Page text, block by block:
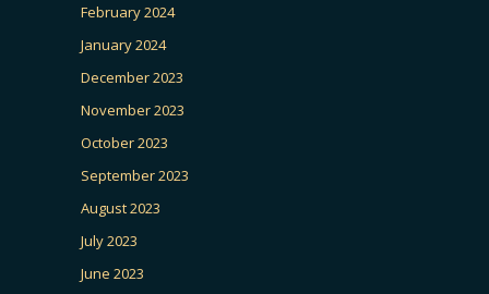
February 2024
January 2024
December 2023
November 2023
October 2023
September 2023
August 2023
July 2023
June 2023